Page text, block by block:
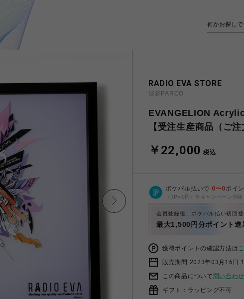
RADIO EVA STORE
渋谷PARCO
EVANGELION
【受注生産商品（ご
￥22,000 税込
ポケパル払いで 0〜0ポイ
（1P=1円）※キャンペーン分除
会員登録後、ポケパル払い初回
最大1,500円分ポイント進
獲得ポイントの確認方法は
販売期間 2023年03月16日
この商品について 問い合わ
ギフト：ラッピング不可